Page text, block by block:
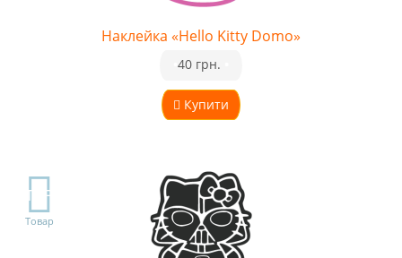
Наклейка «Hello Kitty Domo»
Купити
40 грн.
TOP
Товар